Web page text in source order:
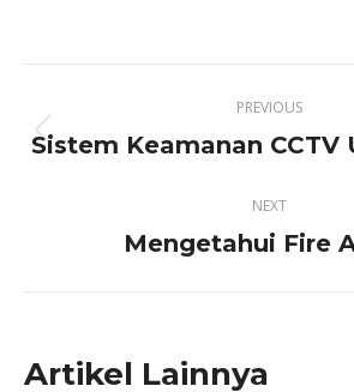
X
Pinterest
navigation
PREVIOUS
Previous
Sistem Keamanan CCTV
NEXT
Next
Mengetahui Fire
Artikel Lainnya